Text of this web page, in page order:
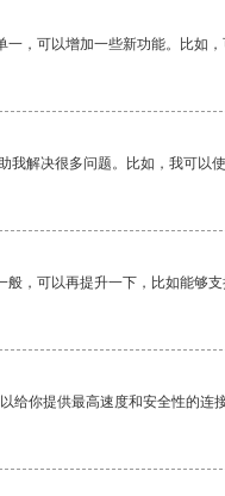
，可以增加一些新功能。比如
我解决很多问题。比如，我可以
，可以再提升一下，比如能够支
给你提供最高速度和安全性的连